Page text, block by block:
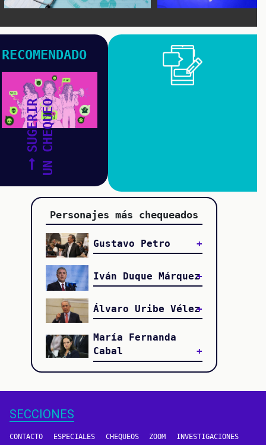
RECOMENDADO
SUGERIRUN CHEQUEO
Personajes más chequeados
Gustavo Petro
Iván Duque Márquez
Álvaro Uribe Vélez
María Fernanda
Cabal
SECCIONES
CONTACTO ESPECIALES CHEQUEOS ZOOM INVESTIGACIONES